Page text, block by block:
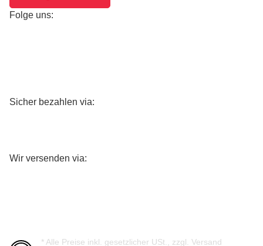
Folge uns:
Sicher bezahlen via:
Wir versenden via:
* Alle Preise inkl. gesetzlicher USt., zzgl. Versand